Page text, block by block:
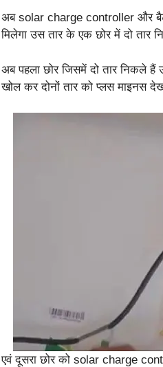
अब solar charge controller और
मिलेगा उस तार के एक छोर में दो तार
अब पहला छोर जिसमें दो तार निकले
खोल कर दोनों तार को प्लस माइनस
एवं दूसरा छोर को solar charge